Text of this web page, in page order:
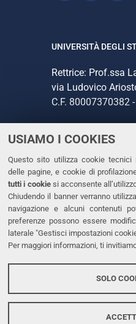
USIAMO I COOKIES
Questo sito utilizza cookie tecnici
delle pagine, e cookie di
tutti i cookiesi acconsente
Chiudendo il banner verranno
navigazione e alcuni contenuti
preferenze possono essere
laterale "Gestisci impostazioni
Per maggiori informazioni, ti
SOLO
UNIVERSITÀ DEGLI
Rettrice: Prof.ssa
via Ludovico
C.F. 80007370382
CONTATTI
Tel. +39 0532
Fax. +39 0532
PEC
LINKS
Dichiarazione di
Protezione dati